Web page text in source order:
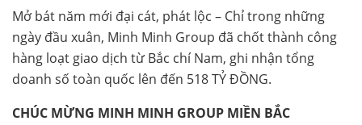
Mở bát năm mới đại cát, phát lộc – Chỉ trong những
ngày đầu xuân, Minh Minh Group đã chốt thành công
hàng loạt giao dịch từ Bắc chí Nam, ghi nhận tổng
doanh số toàn quốc lên đến 518 TỶ ĐỒNG.
CHÚC MỪNG MINH MINH GROUP MIỀN BẮC